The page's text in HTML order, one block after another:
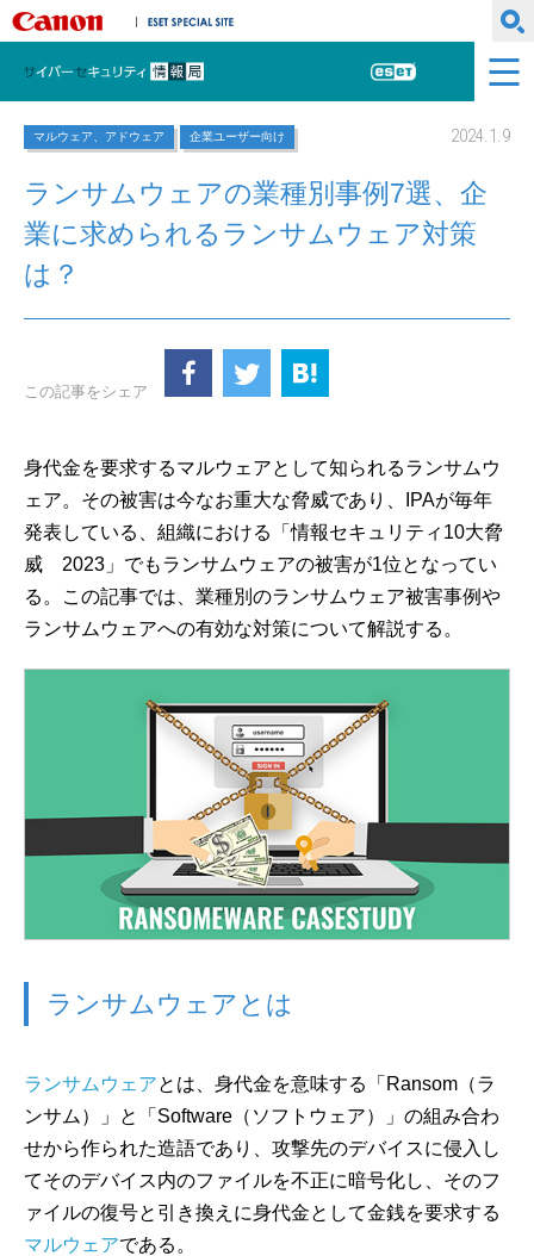
キヤノンマーケティングジャパン株式会社
サイバーセキュリティ情報局
ESET
マルウェア、アドウェア 企業ユーザー向け 2024.1.9
ランサムウェアの業種別事例7選、企
業に求められるランサムウェア対策
は？
この記事をシェア
身代金を要求するマルウェアとして知られるランサムウ
ェア。その被害は今なお重大な脅威であり、IPAが毎年
発表している、組織における「情報セキュリティ10大脅
威 2023」でもランサムウェアの被害が1位となってい
る。この記事では、業種別のランサムウェア被害事例や
ランサムウェアへの有効な対策について解説する。
ランサムウェアとは
ランサムウェアとは、身代金を意味する「Ransom（ラ
ンサム）」と「Software（ソフトウェア）」の組み合わ
せから作られた造語であり、攻撃先のデバイスに侵入し
てそのデバイス内のファイルを不正に暗号化し、そのフ
ァイルの復号と引き換えに身代金として金銭を要求する
マルウェアである。